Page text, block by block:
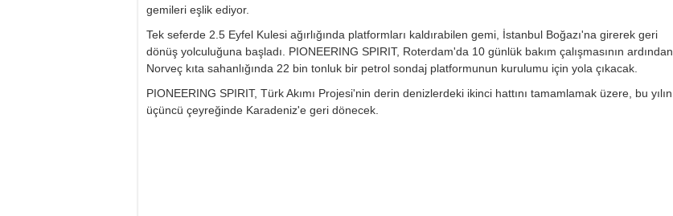
gemileri eşlik ediyor.
Tek seferde 2.5 Eyfel Kulesi ağırlığında platformları kaldırabilen gemi, İstanbul Boğazı'na girerek geri
dönüş yolculuğuna başladı. PIONEERING SPIRIT, Roterdam'da 10 günlük bakım çalışmasının ardından,
Norveç kıta sahanlığında 22 bin tonluk bir petrol sondaj platformunun kurulumu için yola çıkacak.
PIONEERING SPIRIT, Türk Akımı Projesi'nin derin denizlerdeki ikinci hattını tamamlamak üzere, bu yılın
üçüncü çeyreğinde Karadeniz'e geri dönecek.